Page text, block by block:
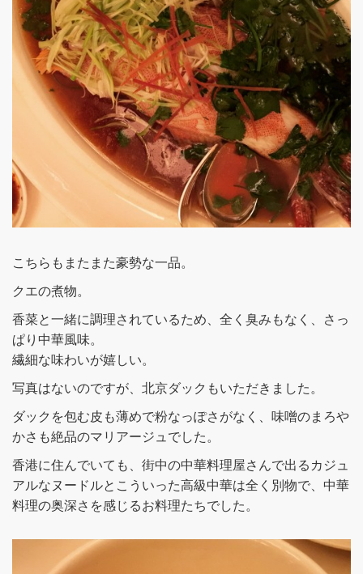
こちらもまたまた豪勢な一品。
クエの煮物。
香菜と一緒に調理されているため、全く臭みもなく、さっ
ぱり中華風味。
繊細な味わいが嬉しい。
写真はないのですが、北京ダックもいただきました。
ダックを包む皮も薄めで粉なっぽさがなく、味噌のまろや
かさも絶品のマリアージュでした。
香港に住んでいても、街中の中華料理屋さんで出るカジュ
アルなヌードルとこういった高級中華は全く別物で、中華
料理の奥深さを感じるお料理たちでした。